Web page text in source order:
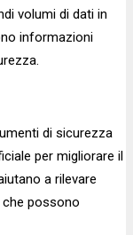
volumi di dati in
informazioni
di sicurezza
per migliorare il
a rilevare
che possono